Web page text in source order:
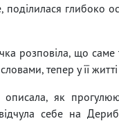
поділилася глибоко
розповіла, що
тепер у її
описала, як
себе на